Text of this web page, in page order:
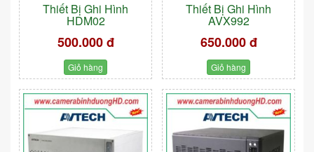
Thiết Bị Ghi Hình
HDM02
500.000 đ
Giỏ hàng
Thiết Bị Ghi Hình
AVX992
650.000 đ
Giỏ hàng